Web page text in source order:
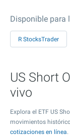
Disponible para
R StocksTrader
US Short
vivo
Explora el ETF US
movimientos
cotizaciones en línea